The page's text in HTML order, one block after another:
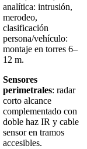
analítica: intrusión,
merodeo,
clasificación
persona/vehículo:
montaje en torres 6–
12 m.
Sensores
perimetrales: radar
corto alcance
complementado con
doble haz IR y cable
sensor en tramos
accesibles.